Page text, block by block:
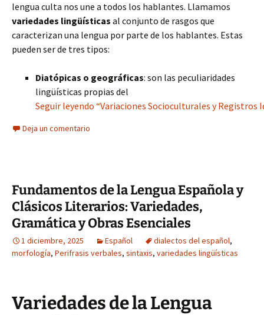
lengua culta nos une a todos los hablantes. Llamamos
variedades lingüísticas al conjunto de rasgos que
caracterizan una lengua por parte de los hablantes. Estas
pueden ser de tres tipos:
Diatópicas o geográficas: son las peculiaridades
lingüísticas propias del
Seguir leyendo “Variaciones Socioculturales y Registros
Deja un comentario
Fundamentos de la Lengua Española y
Clásicos Literarios: Variedades,
Gramática y Obras Esenciales
1 diciembre, 2025 Español dialectos del español,
morfología, Perifrasis verbales, sintaxis, variedades lingüísticas
Variedades de la Lengua